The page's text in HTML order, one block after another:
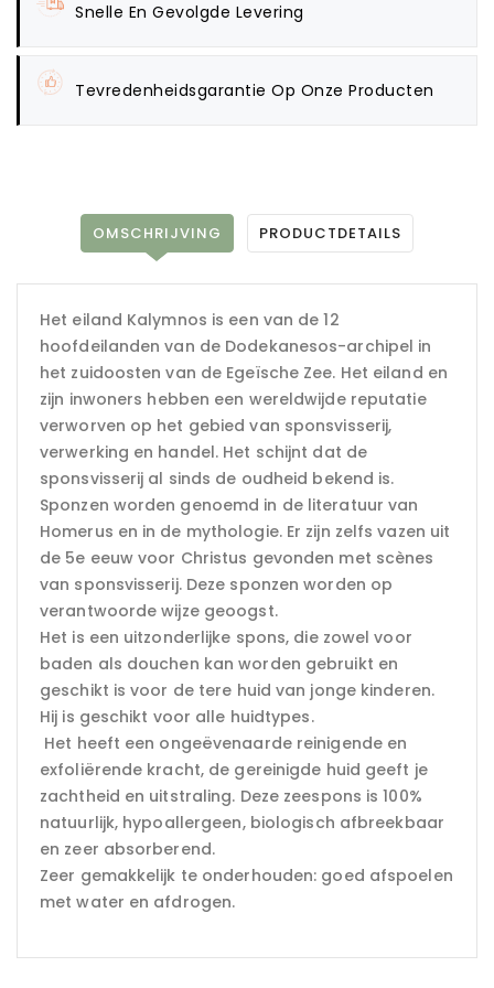
Snelle En Gevolgde Levering
Tevredenheidsgarantie Op Onze Producten
OMSCHRIJVING PRODUCTDETAILS
Het eiland Kalymnos is een van de 12
hoofdeilanden van de Dodekanesos-archipel in
het zuidoosten van de Egeïsche Zee. Het eiland en
zijn inwoners hebben een wereldwijde reputatie
verworven op het gebied van sponsvisserij,
verwerking en handel. Het schijnt dat de
sponsvisserij al sinds de oudheid bekend is.
Sponzen worden genoemd in de literatuur van
Homerus en in de mythologie. Er zijn zelfs vazen uit
de 5e eeuw voor Christus gevonden met scènes
van sponsvisserij. Deze sponzen worden op
verantwoorde wijze geoogst.
Het is een uitzonderlijke spons, die zowel voor
baden als douchen kan worden gebruikt en
geschikt is voor de tere huid van jonge kinderen.
Hij is geschikt voor alle huidtypes.
Het heeft een ongeëvenaarde reinigende en
exfoliërende kracht, de gereinigde huid geeft je
zachtheid en uitstraling. Deze zeespons is 100%
natuurlijk, hypoallergeen, biologisch afbreekbaar
en zeer absorberend.
Zeer gemakkelijk te onderhouden: goed afspoelen
met water en afdrogen.